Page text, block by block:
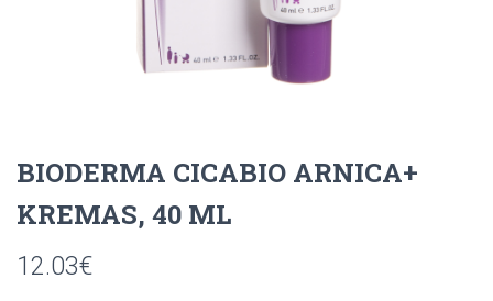
BIODERMA CICABIO ARNICA+
KREMAS, 40 ML
12.03€